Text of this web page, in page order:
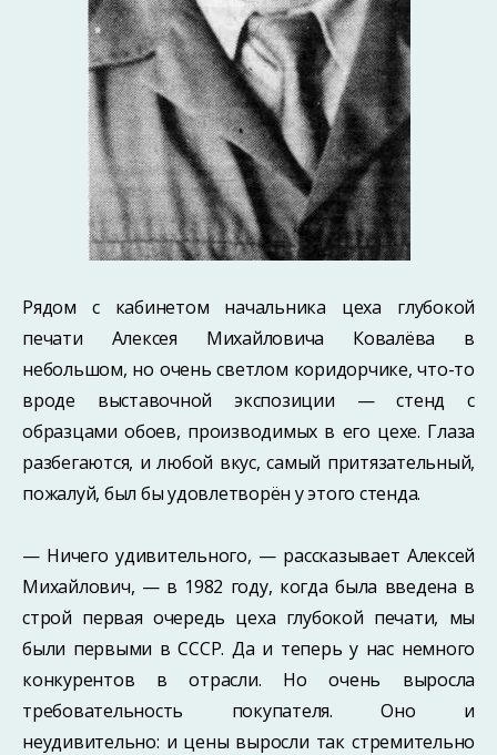
Рядом с кабинетом начальника цеха глубокой
печати Алексея Михайловича Ковалёва в
небольшом, но очень светлом коридорчике, что-то
вроде выставочной экспозиции — стенд с
образцами обоев, производимых в его цехе. Глаза
разбегаются, и любой вкус, самый притязательный,
пожалуй, был бы удовлетворён у этого стенда.
— Ничего удивительного, — рассказывает Алексей
Михайлович, — в 1982 году, когда была введена в
строй первая очередь цеха глубокой печати, мы
были первыми в СССР. Да и теперь у нас немного
конкурентов в отрасли. Но очень выросла
требовательность покупателя. Оно и
неудивительно: и цены выросли так стремительно